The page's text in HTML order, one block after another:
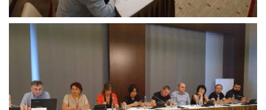
გენდერული
აუდიტის
იმსჯელეს.
შეხვედრა
ევროპის
საბჭოს
ოფისის